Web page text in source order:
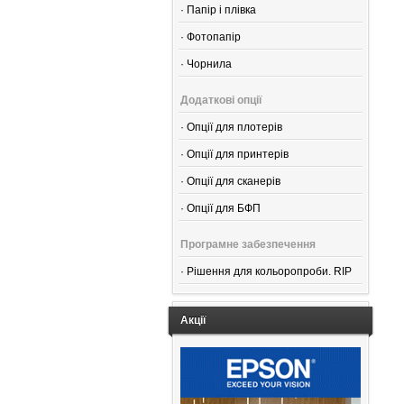
· Папір і плівка
· Фотопапір
· Чорнила
Додаткові опції
· Опції для плотерів
· Опції для принтерів
· Опції для сканерів
· Опції для БФП
Програмне забезпечення
· Рішення для кольоропроби. RIP
Акції